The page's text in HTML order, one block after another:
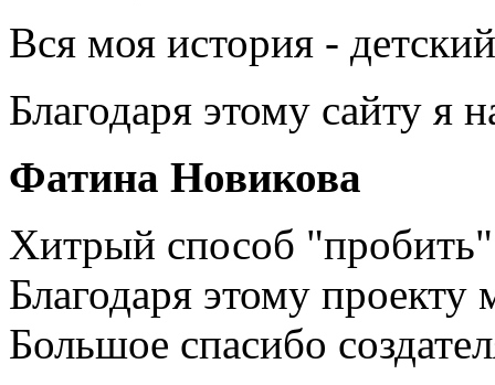
Вся моя история -
Благодаря этому сайту я
Фатина Новикова
Хитрый способ
Благодаря этому
Большое спасибо